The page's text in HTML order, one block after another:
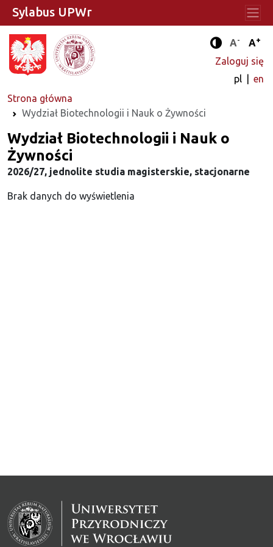
Tryb
A- A+
Zaloguj się
pl
en
Strona główna
Wydział Biotechnologii i Nauk o Żywności
Sylabus UPWr
Wydział Biotechnologii i Nauk o
Żywności
2026/27, jednolite studia magisterskie, stacjonarne
Brak danych do wyświetlenia